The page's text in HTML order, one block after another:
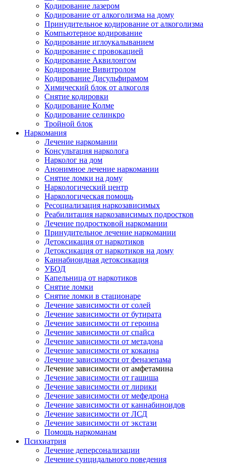
Кодирование лазером
Кодирование от алкоголизма на дому
Принудительное кодирование от алкоголизма
Компьютерное кодирование
Кодирование иглоукалыванием
Кодирование с провокацией
Кодирование Аквилонгом
Кодирование Вивитролом
Кодирование Дисульфирамом
Химический блок от алкоголя
Снятие кодировки
Кодирование Колме
Кодирование селинкро
Тройной блок
Наркомания
Лечение наркомании
Консультация нарколога
Нарколог на дом
Анонимное лечение наркомании
Снятие ломки на дому
Наркологический центр
Наркологическая помощь
Ресоциализация наркозависимых
Реабилитация наркозависимых подростков
Лечение подростковой наркомании
Принудительное лечение наркомании
Детоксикация от наркотиков
Детоксикация от наркотиков на дому
Каннабиоидная детоксикация
УБОД
Капельница от наркотиков
Снятие ломки
Снятие ломки в стационаре
Лечение зависимости от солей
Лечение зависимости от бутирата
Лечение зависимости от героина
Лечение зависимости от спайса
Лечение зависимости от метадона
Лечение зависимости от кокаина
Лечение зависимости от феназепама
Лечение зависимости от амфетамина
Лечение зависимости от гашиша
Лечение зависимости от лирики
Лечение зависимости от мефедрона
Лечение зависимости от каннабиноидов
Лечение зависимости от ЛСД
Лечение зависимости от экстази
Помощь наркоманам
Психиатрия
Лечение деперсонализации
Лечение суицидального поведения